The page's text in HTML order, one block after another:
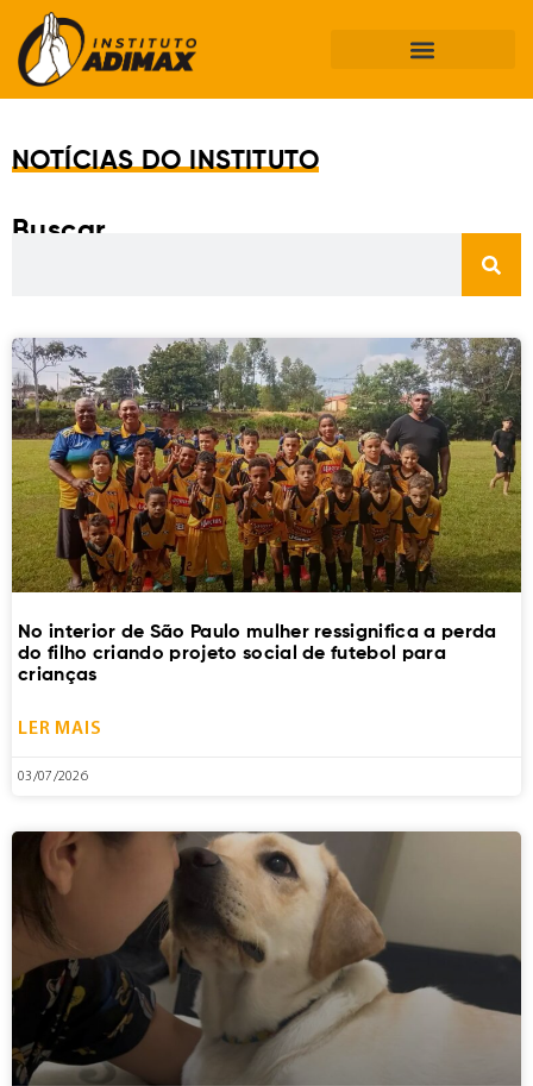
NOTÍCIAS DO INSTITUTO
Buscar
No interior de São Paulo mulher ressignifica a perda
do filho criando projeto social de futebol para
crianças
LER MAIS
03/07/2026